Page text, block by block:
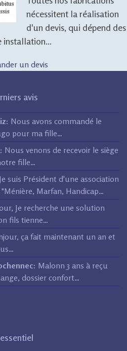
nécessitent la réalisation
d'un devis, qui dépend des
installation...
un devis
avis
Nous avons commandé le
pour ma fille…
Nous venons de recevoir le siège
fille…
Je suis Président d'une association
Marfan, Handicap…
Je recherche une solution
fils tienne…
ça fait maintenant un an et
Malonn 3 ans à reçu
dossier confort…